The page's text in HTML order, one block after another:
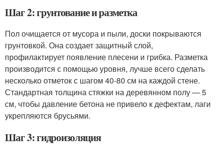
Шаг 2: грунтование и разметка
Пол очищается от мусора и пыли, доски покрываются
грунтовкой. Она создает защитный слой,
профилактирует появление плесени и грибка. Разметка
производится с помощью уровня, лучше всего сделать
несколько отметок с шагом 40-80 см на каждой стене.
Стандартная толщина стяжки на деревянном полу — 5
см, чтобы давление бетона не привело к дефектам, лаги
укрепляются брусьями.
Шаг 3: гидроизоляция